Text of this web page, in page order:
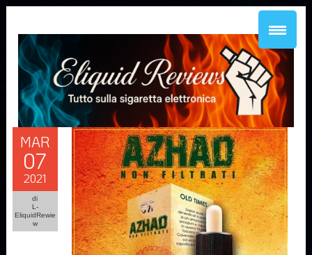
MAR
07
2021
di
L-
EliquidRewie
w